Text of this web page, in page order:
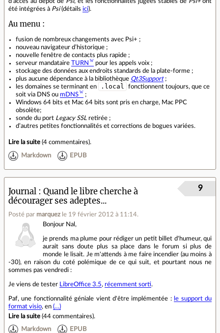
été intégrées à Psi(détails ici).
Au menu :
fusion de nombreux changements avec Psi+ ;
nouveau navigateur d’historique ;
nouvelle fenêtre de contacts plus rapide ;
serveur mandataire TURN
pour les appels voix ;
stockage des données aux endroits standards de la plate‐forme ;
plus aucune dépendance à la bibliothèque Qt3Support;
les domaines se terminant en
.local
fonctionnent toujours, que ce
soit via DNS ou mDNS
;
Windows 64 bits et Mac 64 bits sont pris en charge, Mac PPC
obsolète;
sonde du port Legacy SSL retirée ;
d’autres petites fonctionnalités et corrections de bogues variées.
Lire la suite (4 commentaires).
Markdown EPUB
Journal
Quand le libre cherche à
décourager ses adeptes...
Posté par marquez le 19 février 2012 à 11:14.
9
Bonjour Nal,
je prends ma plume pour rédiger un petit billet d'humeur, qui
aurait sans doute plus sa place dans le forum si plus de
monde le lisait. Je m'attends à me faire incendier (au moins à
-30), en raison du coté polémique de ce qui suit, et pourtant nous ne
sommes pas vendredi :
Je viens de tester LibreOffice 3.5, récemment sorti.
Paf, une fonctionnalité géniale vient d'être implémentée : le support du
format visio, en (…)
Lire la suite (44 commentaires).
Markdown EPUB